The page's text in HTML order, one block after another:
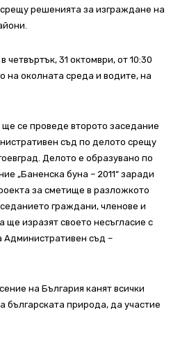
решенията за изграждане на
31 октомври, от 10:30
на околната среда и водите, на
ще се проведе второто заседание
съд по делото срещу
Делото е образувано по
„Баненска буна – 2011“ заради
за сметище в разложкото
граждани, членове и
ще изразят своeто несъгласие с
Административен съд –
на България канят всички
българската природа, да участие